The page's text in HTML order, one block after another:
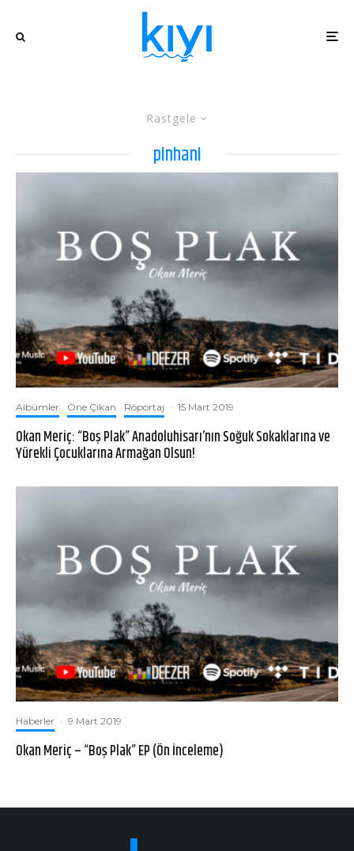
Rastgele
pinhani
Albümler Öne Çıkan Röportaj · 15 Mart 2019
Okan Meriç: “Boş Plak” Anadoluhisarı’nın Soğuk Sokaklarına ve
Yürekli Çocuklarına Armağan Olsun!
Haberler · 9 Mart 2019
Okan Meriç – “Boş Plak” EP (Ön İnceleme)